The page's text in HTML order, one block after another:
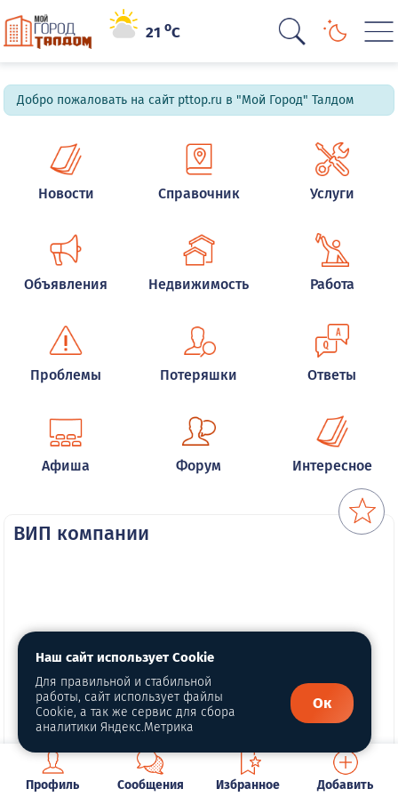
21oC
Добро пожаловать на сайт pttop.ru в "Мой Город" Талдом
Новости Справочник Услуги
Объявления Недвижимость Работа
Проблемы Потеряшки Ответы
Афиша Форум Интересное
ВИП компании
Профиль Сообщения Избранное Добавить
Наш сайт использует Cookie
Для правильной и стабильной
работы, сайт использует файлы
Cookie, а так же сервис для сбора
аналитики Яндекс.Метрика
Ок